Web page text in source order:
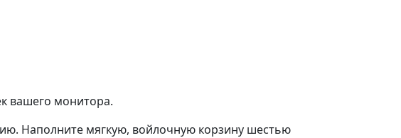
вашего монитора.
Наполните мягкую, войлочную корзину шестью